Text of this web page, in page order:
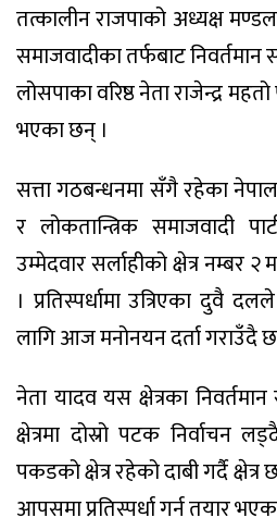
तत्कालीन राजपाको अध्यक्ष
समाजवादीका तर्फबाट
लोसपाका वरिष्ठ नेता राजेन्द्र
भएका छन् ।
सत्ता गठबन्धनमा सँगै रहेका नेपाल
र लोकतान्त्रिक समाजवादी
उम्मेदवार सर्लाहीको क्षेत्र नम्बर २
। प्रतिस्पर्धामा उत्रिएका दुवै
लागि आज मनोनयन दर्ता गराउँदै
नेता यादव यस क्षेत्रका
क्षेत्रमा दोस्रो पटक
पकडको क्षेत्र रहेको दाबी गर्दै
आपसमा प्रतिस्पर्धा गर्न तयार